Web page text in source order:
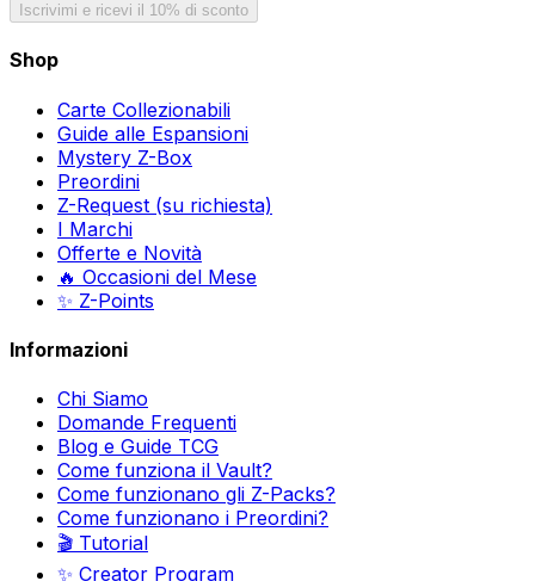
Iscrivimi e ricevi il 10% di sconto
Shop
Carte Collezionabili
Guide alle Espansioni
Mystery Z-Box
Preordini
Z-Request (su richiesta)
I Marchi
Offerte e Novità
🔥 Occasioni del Mese
✨ Z-Points
Informazioni
Chi Siamo
Domande Frequenti
Blog e Guide TCG
Come funziona il Vault?
Come funzionano gli Z-Packs?
Come funzionano i Preordini?
🎬 Tutorial
✨ Creator Program